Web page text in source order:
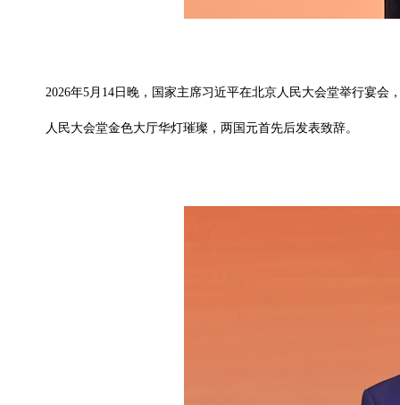
2026年5月14日晚，国家主席习近平在北京人民大会堂举行宴会
人民大会堂金色大厅华灯璀璨，两国元首先后发表致辞。